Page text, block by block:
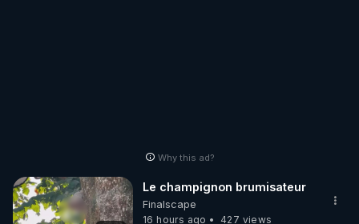
Why this ad?
Le champignon brumisateur
Finalscape
16 hours ago
427 views